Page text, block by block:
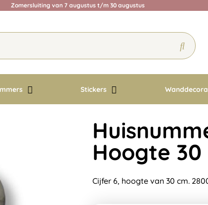
Zomersluiting van 7 augustus t/m 30 augustus
Stickers
Hoogte 30
Cijfer 6, hoogte van 30 cm.